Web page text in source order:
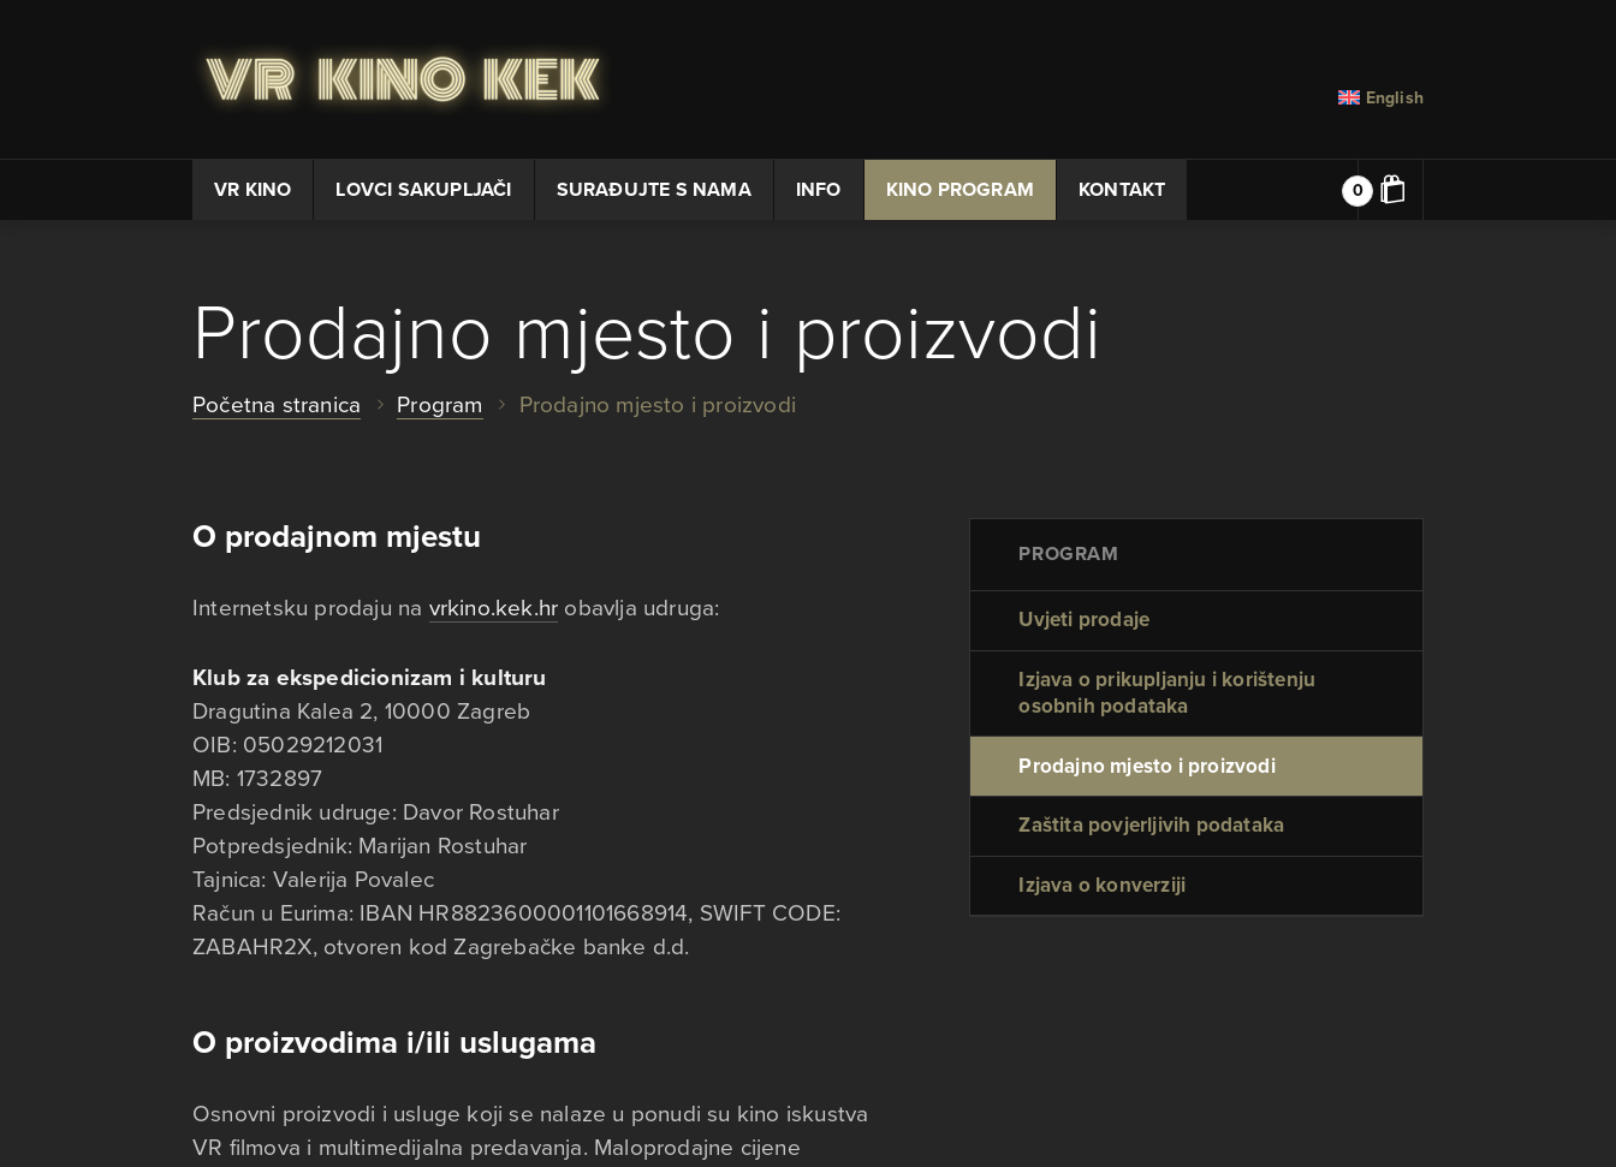
0
VR KINO LOVCI SAKUPLJAČI SURAĐUJTE S NAMA INFO KINO PROGRAM KONTAKT
English
Prodajno mjesto i proizvodi
Početna stranica Program Prodajno mjesto i proizvodi
O prodajnom mjestu
Internetsku prodaju na vrkino.kek.hr obavlja udruga:
Klub za ekspedicionizam i kulturu
Dragutina Kalea 2, 10000 Zagreb
OIB: 05029212031
MB: 1732897
Predsjednik udruge: Davor Rostuhar
Potpredsjednik: Marijan Rostuhar
Tajnica: Valerija Povalec
Račun u Eurima: IBAN HR8823600001101668914, SWIFT CODE:
ZABAHR2X, otvoren kod Zagrebačke banke d.d.
O proizvodima i/ili uslugama
Osnovni proizvodi i usluge koji se nalaze u ponudi su kino iskustva
VR filmova i multimedijalna predavanja. Maloprodajne cijene
PROGRAM
Uvjeti prodaje
Izjava o prikupljanju i korištenju
osobnih podataka
Prodajno mjesto i proizvodi
Zaštita povjerljivih podataka
Izjava o konverziji